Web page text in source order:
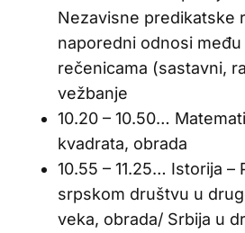
Nezavisne predikatske
naporedni odnosi
rečenicama (sastavni,
vežbanje
10.20 – 10.50…
kvadrata, obrada
10.55 – 11.25… Istorija –
srpskom društvu u
veka, obrada/ Srbija u